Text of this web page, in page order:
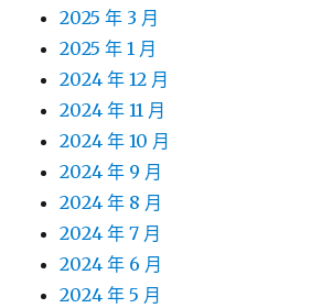
2025 年 3 月
2025 年 1 月
2024 年 12 月
2024 年 11 月
2024 年 10 月
2024 年 9 月
2024 年 8 月
2024 年 7 月
2024 年 6 月
2024 年 5 月